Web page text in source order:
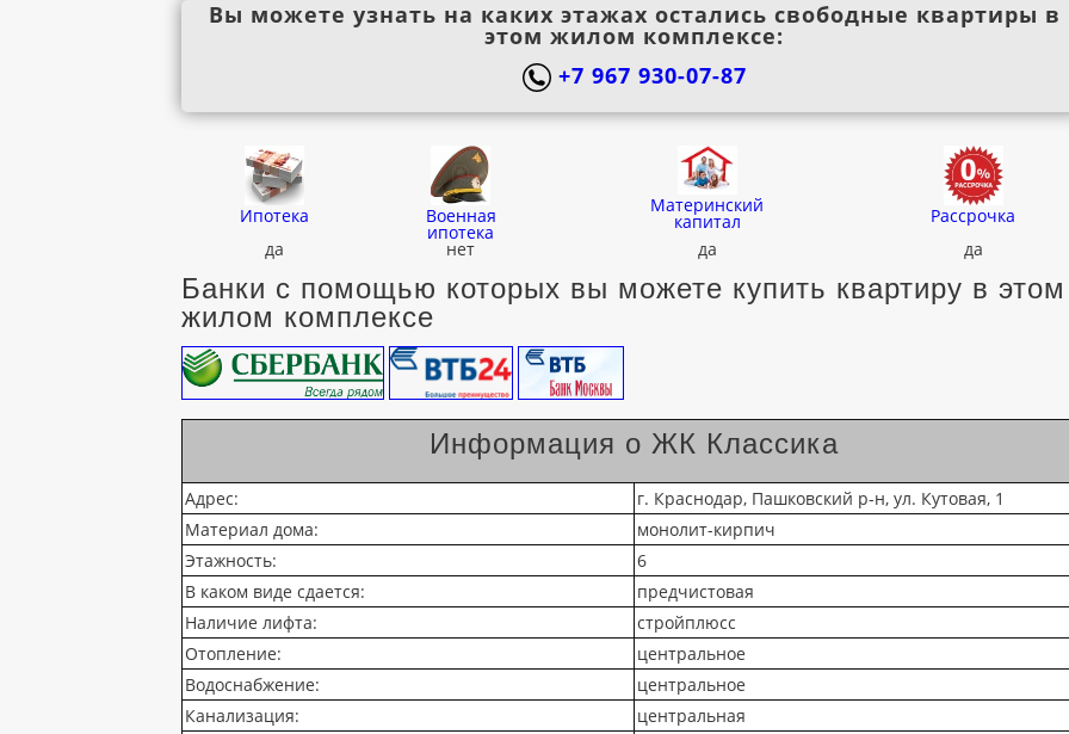
Вы можете узнать на каких этажах остались свободные квартиры в
этом жилом комплексе:
+7 967 930-07-87
Ипотека Военная
ипотека
Материнский
капитал
Рассрочка
да
нет да да
Банки с помощью которых вы можете купить квартиру в этом
жилом комплексе
Информация о ЖК Классика
Адрес:
г. Краснодар, Пашковский р-н, ул. Кутовая, 1
Материал дома:
монолит-кирпич
Этажность:
6
В каком виде сдается:
предчистовая
Наличие лифта:
стройплюсс
Отопление:
центральное
Водоснабжение:
центральное
Канализация:
центральная